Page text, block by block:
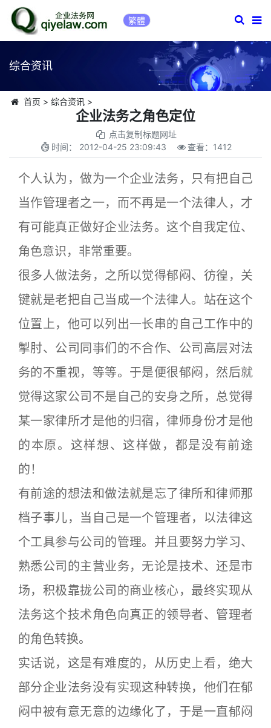
繁體
综合资讯
首页 > 综合资讯>
企业法务之角色定位
点击复制标题网址
时间： 2012-04-25 23:09:43 查看： 1412
个人认为，做为一个企业法务，只有把自己
当作管理者之一，而不再是一个法律人，才
有可能真正做好企业法务。这个自我定位、
角色意识，非常重要。
很多人做法务，之所以觉得郁闷、彷徨，关
键就是老把自己当成一个法律人。站在这个
位置上，他可以列出一长串的自己工作中的
掣肘、公司同事们的不合作、公司高层对法
务的不重视，等等。于是便很郁闷，然后就
觉得这家公司不是自己的安身之所，总觉得
某一家律所才是他的归宿，律师身份才是他
的本原。这样想、这样做，都是没有前途
的！
有前途的想法和做法就是忘了律所和律师那
档子事儿，当自己是一个管理者，以法律这
个工具参与公司的管理。并且要努力学习、
熟悉公司的主营业务，无论是技术、还是市
场，积极靠拢公司的商业核心，最终实现从
法务这个技术角色向真正的领导者、管理者
的角色转换。
实话说，这是有难度的，从历史上看，绝大
部分企业法务没有实现这种转换，他们在郁
闷中被有意无意的边缘化了，于是一直郁闷